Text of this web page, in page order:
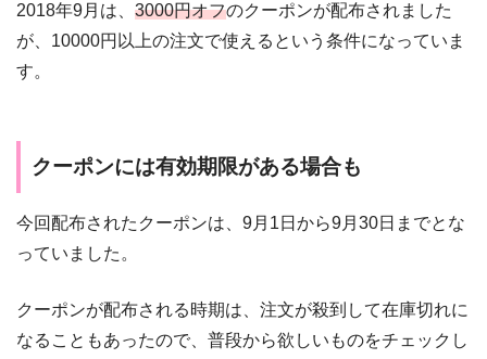
2018年9月は、 3000円オフのクーポンが配布されました
が、10000円以上の注文で使えるという条件になっていま
す。
クーポンには有効期限がある場合も
今回配布されたクーポンは、9月1日から9月30日までとな
っていました。
クーポンが配布される時期は、注文が殺到して在庫切れに
なることもあったので、普段から欲しいものをチェックし